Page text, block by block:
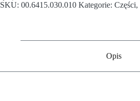
SKU: 00.6415.030.010 Kategorie: Części,
Opis